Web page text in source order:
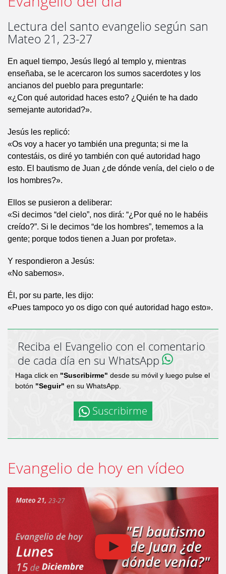
Lectura del santo evangelio según san
Mateo 21, 23-27
En aquel tiempo, Jesús llegó al templo y, mientras
enseñaba, se le acercaron los sumos sacerdotes y los
ancianos del pueblo para preguntarle:
«¿Con qué autoridad haces esto? ¿Quién te ha dado
semejante autoridad?».
Jesús les replicó:
«Os voy a hacer yo también una pregunta; si me la
contestáis, os diré yo también con qué autoridad hago
esto. El bautismo de Juan ¿de dónde venía, del cielo o de
los hombres?».
Ellos se pusieron a deliberar:
«Si decimos “del cielo”, nos dirá: “¿Por qué no le habéis
creído?”. Si le decimos “de los hombres”, tememos a la
gente; porque todos tienen a Juan por profeta».
Y respondieron a Jesús:
«No sabemos».
Él, por su parte, les dijo:
«Pues tampoco yo os digo con qué autoridad hago esto».
Reciba el Evangelio con el comentario
de cada día en su WhatsApp
Haga click en "Suscribirme" desde su móvil y luego pulse el
botón "Seguir" en su WhatsApp.
Suscribirme
Evangelio de hoy en vídeo